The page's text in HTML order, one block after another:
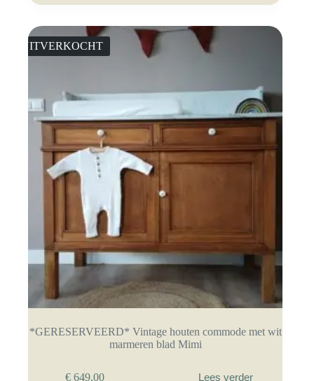
UITVERKOCHT
*GERESERVEERD* Vintage houten commode met wit
marmeren blad Mimi
€649,00 Lees verder